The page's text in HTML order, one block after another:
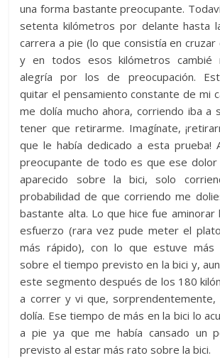
una forma bastante preocupante.
setenta kilómetros por delante hasta
carrera a pie (lo que consistía en cruzar
y en todos esos kilómetros cambié
alegría por los de preocupación.
quitar el pensamiento constante de mi
me dolía mucho ahora, corriendo iba a
tener que retirarme. Imagínate,
que le había dedicado a esta prueba!
preocupante de todo es que ese dolor
aparecido sobre la bici, solo
probabilidad de que corriendo me
bastante alta. Lo que hice fue aminorar
esfuerzo (rara vez pude meter el
más rápido), con lo que estuve más
sobre el tiempo previsto en la bici y,
este segmento después de los 180
a correr y vi que, sorprendentemente,
dolía. Ese tiempo de más en la bici lo
a pie ya que me había cansado un
previsto al estar más rato sobre la bici.